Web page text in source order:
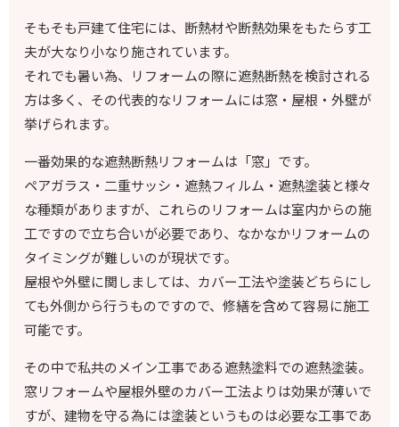
そもそも戸建て住宅には、断熱材や断熱効果をもたらす工
夫が大なり小なり施されています。
それでも暑い為、リフォームの際に遮熱断熱を検討される
方は多く、その代表的なリフォームには窓・屋根・外壁が
挙げられます。
一番効果的な遮熱断熱リフォームは「窓」です。
ペアガラス・二重サッシ・遮熱フィルム・遮熱塗装と様々
な種類がありますが、これらのリフォームは室内からの施
工ですので立ち合いが必要であり、なかなかリフォームの
タイミングが難しいのが現状です。
屋根や外壁に関しましては、カバー工法や塗装どちらにし
ても外側から行うものですので、修繕を含めて容易に施工
可能です。
その中で私共のメイン工事である遮熱塗料での遮熱塗装。
窓リフォームや屋根外壁のカバー工法よりは効果が薄いで
すが、建物を守る為には塗装というものは必要な工事であ